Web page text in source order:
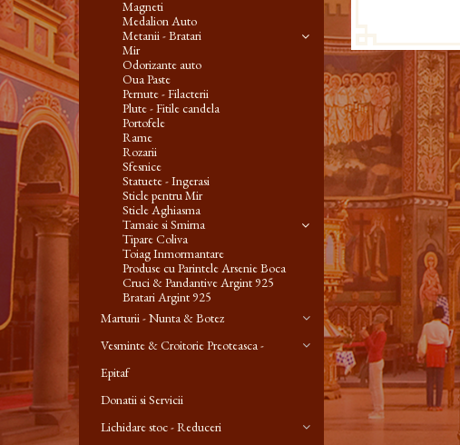
Magneti
Medalion Auto
Metanii - Bratari
Mir
Odorizante auto
Oua Paste
Pernute - Filacterii
Plute - Fitile candela
Portofele
Rame
Rozarii
Sfesnice
Statuete - Ingerasi
Sticle pentru Mir
Sticle Aghiasma
Tamaie si Smirna
Tipare Coliva
Toiag Inmormantare
Produse cu Parintele Arsenie Boca
Cruci & Pandantive Argint 925
Bratari Argint 925
Marturii - Nunta & Botez
Vesminte & Croitorie Preoteasca -
Epitaf
Donatii si Servicii
Lichidare stoc - Reduceri